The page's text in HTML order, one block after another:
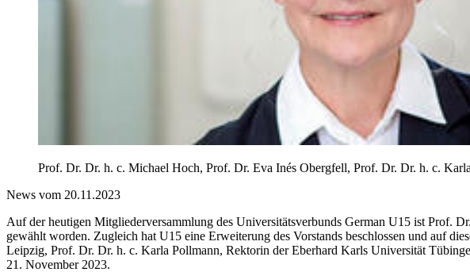
Prof. Dr. Dr. h. c. Michael Hoch, Prof. Dr. Eva Inés Obergfell, Prof. Dr. Dr. h. c.
News vom 20.11.2023
Auf der heutigen Mitgliederversammlung des Universitätsverbunds German U15 ist Prof.
gewählt worden. Zugleich hat U15 eine Erweiterung des Vorstands beschlossen und auf
Leipzig, Prof. Dr. Dr. h. c. Karla Pollmann, Rektorin der Eberhard Karls Universität
21. November 2023.